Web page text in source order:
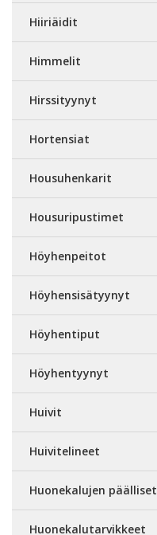
Hiiriäidit
Himmelit
Hirssityynyt
Hortensiat
Housuhenkarit
Housuripustimet
Höyhenpeitot
Höyhensisätyynyt
Höyhentiput
Höyhentyynyt
Huivit
Huivitelineet
Huonekalujen päälliset
Huonekalutarvikkeet